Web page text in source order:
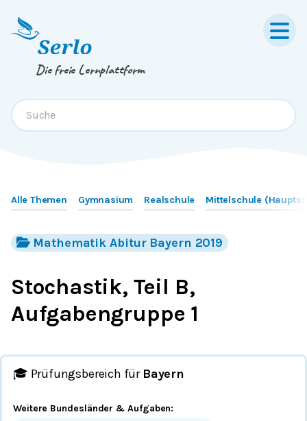
Springe zum
Die freie Lernplattform
Alle Themen Gymnasium Realschule Mittelschule
Mathematik Abitur Bayern 2019
Stochastik, Teil B,
Aufgabengruppe 1
🎓 Prüfungsbereich für Bayern
Weitere Bundesländer & Aufgaben: